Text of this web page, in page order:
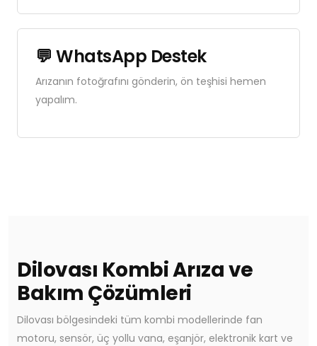
💬 WhatsApp Destek
Arızanın fotoğrafını gönderin, ön teşhisi hemen
yapalım.
Dilovası Kombi Arıza ve
Bakım Çözümleri
Dilovası bölgesindeki tüm kombi modellerinde fan
motoru, sensör, üç yollu vana, eşanjör, elektronik kart ve